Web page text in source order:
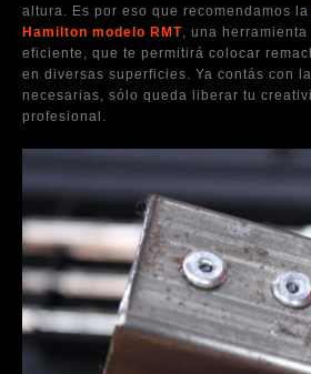
altura. Es por eso que recomendamos la
Hamilton modelo RMT, una
eficiente, que te permitirá colocar
en diversas superficies. Ya contás con
necesarias, sólo queda liberar tu
profesional.